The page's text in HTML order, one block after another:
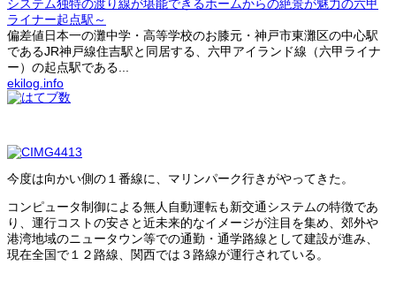
システム独特の渡り線が堪能できるホームからの絶景が魅力の六甲
ライナー起点駅～
偏差値日本一の灘中学・高等学校のお膝元・神戸市東灘区の中心駅
であるJR神戸線住吉駅と同居する、六甲アイランド線（六甲ライナ
ー）の起点駅である...
ekilog.info
今度は向かい側の１番線に、マリンパーク行きがやってきた。
コンピュータ制御による無人自動運転も新交通システムの特徴であ
り、運行コストの安さと近未来的なイメージが注目を集め、郊外や
港湾地域のニュータウン等での通勤・通学路線として建設が進み、
現在全国で１２路線、関西では３路線が運行されている。